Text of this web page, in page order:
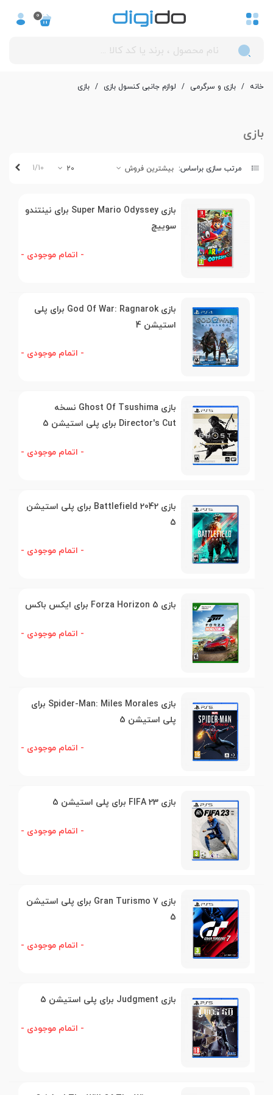
0
خانه / بازی و سرگرمی / لوازم جانبی کنسول بازی / بازی
بازی
مرتب سازی براساس: بیشترین فروش 20
1/10
بازی Super Mario Odyssey برای نینتندو
سوییچ
- اتمام موجودی -
بازی God Of War: Ragnarok برای پلی
استیشن 4
- اتمام موجودی -
بازی Ghost Of Tsushima نسخه
Director's Cut برای پلی استیشن 5
- اتمام موجودی -
بازی Battlefield 2042 برای پلی استیشن
5
- اتمام موجودی -
بازی Forza Horizon 5 برای ایکس باکس
- اتمام موجودی -
بازی Spider-Man: Miles Morales برای
پلی استیشن 5
- اتمام موجودی -
بازی FIFA 23 برای پلی استیشن 5
- اتمام موجودی -
بازی Gran Turismo 7 برای پلی استیشن
5
- اتمام موجودی -
بازی Judgment برای پلی استیشن 5
- اتمام موجودی -